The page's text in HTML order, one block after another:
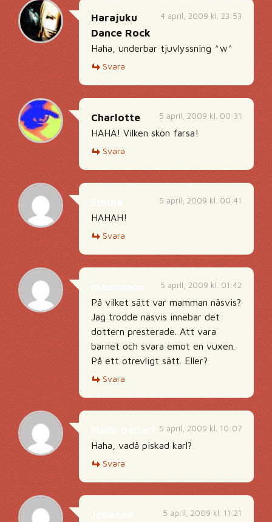
4 april, 2009 kl. 23:53
Harajuku
Dance Rock
Haha, underbar tjuvlyssning ^w^
Svara
5 april, 2009 kl. 00:31
Charlotte
HAHA! Vilken skön farsa!
Svara
5 april, 2009 kl. 00:41
HAHAH!
Svara
5 april, 2009 kl. 01:42
På vilket sätt var mamman näsvis?
Jag trodde näsvis innebar det
dottern presterade. Att vara
barnet och svara emot en vuxen.
På ett otrevligt sätt. Eller?
Svara
5 april, 2009 kl. 10:07
Haha, vadå piskad karl?
Svara
5 april, 2009 kl. 11:21